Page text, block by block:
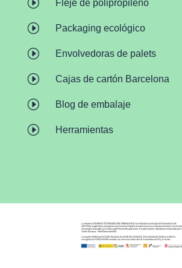
Fleje de polipropileno
I Packaging ecológico
I Envolvedoras de palets
I Cajas de cartón Barcelona
I Blog de embalaje
I Herramientas